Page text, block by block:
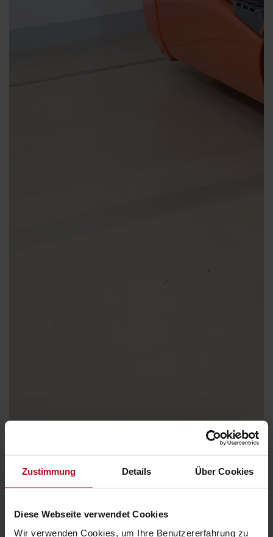
Zustimmung Details Über Cookies
Diese Webseite verwendet Cookies
Wir verwenden Cookies, um Ihre Benutzererfahrung zu